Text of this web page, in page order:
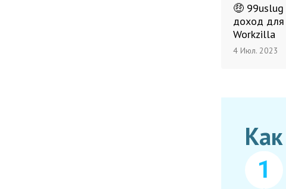
🤑
доход для
Workzilla
4 Июл. 2023